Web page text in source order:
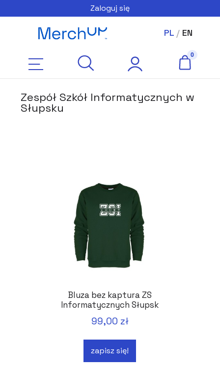
Zaloguj się
PL/ EN
Zespół Szkół Informatycznych w
Słupsku
Bluza bez kaptura ZS
Informatycznych Słupsk
99,00 zł
zapisz się!